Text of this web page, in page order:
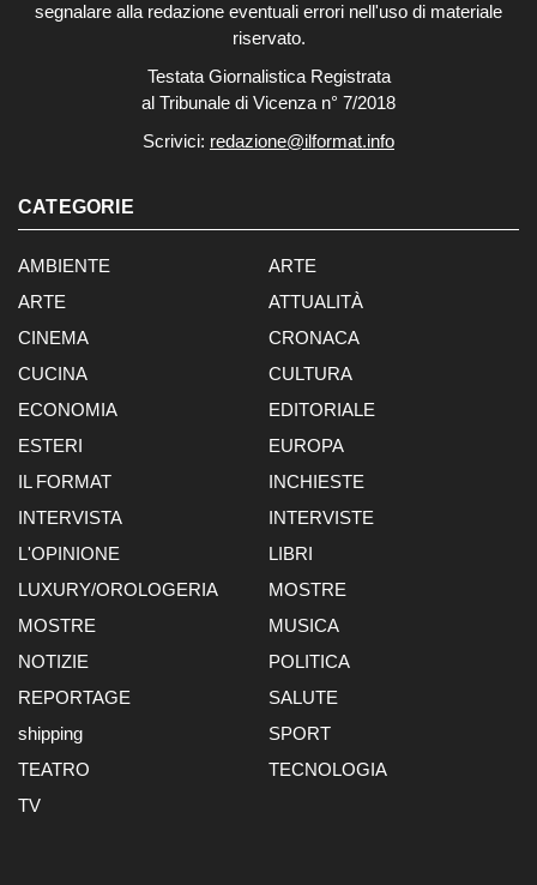
segnalare alla redazione eventuali errori nell'uso di materiale
riservato.
Testata Giornalistica Registrata
al Tribunale di Vicenza n° 7/2018
Scrivici: redazione@ilformat.info
CATEGORIE
AMBIENTE
ARTE
ARTE
ATTUALITÀ
CINEMA
CRONACA
CUCINA
CULTURA
ECONOMIA
EDITORIALE
ESTERI
EUROPA
IL FORMAT
INCHIESTE
INTERVISTA
INTERVISTE
L'OPINIONE
LIBRI
LUXURY/OROLOGERIA
MOSTRE
MOSTRE
MUSICA
NOTIZIE
POLITICA
REPORTAGE
SALUTE
shipping
SPORT
TEATRO
TECNOLOGIA
TV